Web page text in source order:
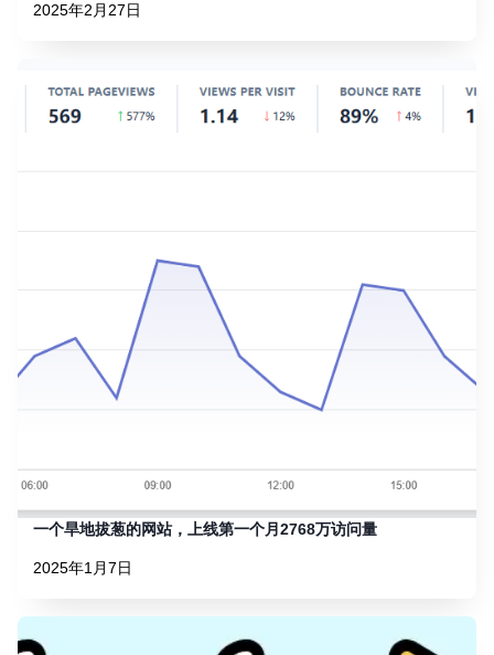
2025年2月27日
一个旱地拔葱的网站，上线第一个月2768万访问量
2025年1月7日